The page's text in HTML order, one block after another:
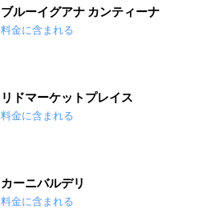
ブルーイグアナ カンティーナ
料金に含まれる
リドマーケットプレイス
料金に含まれる
カーニバルデリ
料金に含まれる